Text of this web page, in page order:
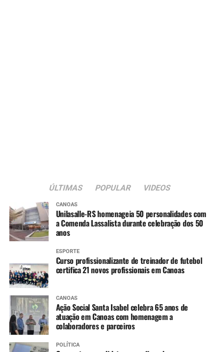
bastante a escolinha de
trânsito”, conta.
A dona de casa Sônia Gomes Chaves, 68, também
“Adorei a programação.
Cheguei cedo no parque e
fiz aula de dança, ganhei
uma muda de cereja, que
vou plantar junto das
ÚLTIMAS POPULAR VIDEOS
CANOAS
Unilasalle-RS homenageia 50 personalidades com
a Comenda Lassalista durante celebração dos 50
anos
ESPORTE
Curso profissionalizante de treinador de futebol
certifica 21 novos profissionais em Canoas
CANOAS
Ação Social Santa Isabel celebra 65 anos de
atuação em Canoas com homenagem a
colaboradores e parceiros
POLÍTICA